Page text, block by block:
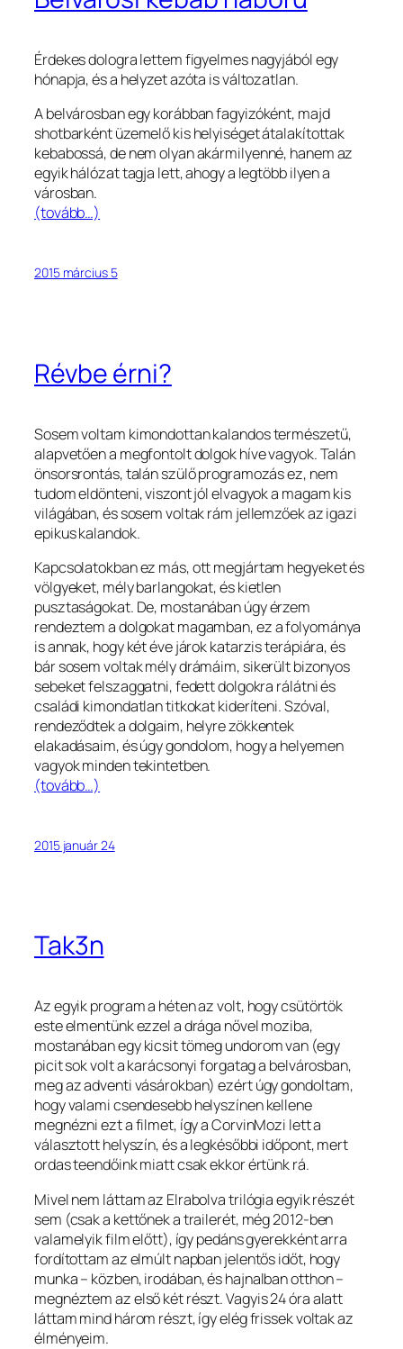
Érdekes dologra lettem figyelmes nagyjából egy
hónapja, és a helyzet azóta is változatlan.
A belvárosban egy korábban fagyizóként, majd
shotbarként üzemelő kis helyiséget átalakítottak
kebabossá, de nem olyan akármilyenné, hanem az
egyik hálózat tagja lett, ahogy a legtöbb ilyen a
városban.
(tovább…)
2015 március 5
Révbe érni?
Sosem voltam kimondottan kalandos természetű,
alapvetően a megfontolt dolgok híve vagyok. Talán
önsorsrontás, talán szülő programozás ez, nem
tudom eldönteni, viszont jól elvagyok a magam kis
világában, és sosem voltak rám jellemzőek az igazi
epikus kalandok.
Kapcsolatokban ez más, ott megjártam hegyeket és
völgyeket, mély barlangokat, és kietlen
pusztaságokat. De, mostanában úgy érzem
rendeztem a dolgokat magamban, ez a folyománya
is annak, hogy két éve járok katarzis terápiára, és
bár sosem voltak mély drámáim, sikerült bizonyos
sebeket felszaggatni, fedett dolgokra rálátni és
családi kimondatlan titkokat kideríteni. Szóval,
rendeződtek a dolgaim, helyre zökkentek
elakadásaim, és úgy gondolom, hogy a helyemen
vagyok minden tekintetben.
(tovább…)
2015 január 24
Tak3n
Az egyik program a héten az volt, hogy csütörtök
este elmentünk ezzel a drága nővel moziba,
mostanában egy kicsit tömeg undorom van (egy
picit sok volt a karácsonyi forgatag a belvárosban,
meg az adventi vásárokban) ezért úgy gondoltam,
hogy valami csendesebb helyszínen kellene
megnézni ezt a filmet, így a CorvinMozi lett a
választott helyszín, és a legkésőbbi időpont, mert
ordas teendőink miatt csak ekkor értünk rá.
Mivel nem láttam az Elrabolva trilógia egyik részét
sem (csak a kettőnek a trailerét, még 2012-ben
valamelyik film előtt), így pedáns gyerekként arra
fordítottam az elmúlt napban jelentős időt, hogy
munka – közben, irodában, és hajnalban otthon –
megnéztem az első két részt. Vagyis 24 óra alatt
láttam mind három részt, így elég frissek voltak az
élményeim.